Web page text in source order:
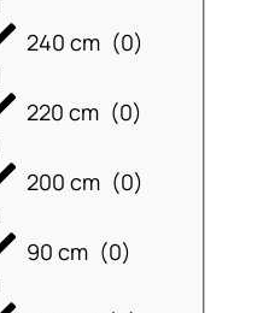
240 cm (0)
220 cm (0)
200 cm (0)
90 cm (0)